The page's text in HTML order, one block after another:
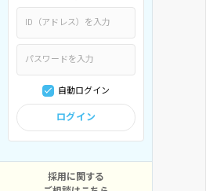
自動ログイン
ログイン
採用に関する